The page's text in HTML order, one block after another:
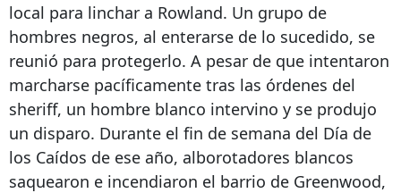
local para linchar a Rowland. Un grupo de
hombres negros, al enterarse de lo sucedido, se
reunió para protegerlo. A pesar de que intentaron
marcharse pacíficamente tras las órdenes del
sheriff, un hombre blanco intervino y se produjo
un disparo. Durante el fin de semana del Día de
los Caídos de ese año, alborotadores blancos
saquearon e incendiaron el barrio de Greenwood,